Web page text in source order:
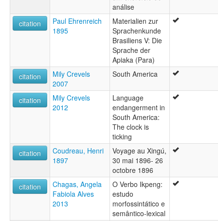
análise
citation
Paul Ehrenreich
1895
Materialien zur
Sprachenkunde
Brasiliens V: Die
Sprache der
Apiaka (Para)
citation
Mily Crevels
2007
South America
citation
Mily Crevels
2012
Language
endangerment in
South America:
The clock is
ticking
citation
Coudreau, Henri
1897
Voyage au Xingú,
30 mai 1896- 26
octobre 1896
citation
Chagas, Angela
Fabiola Alves
2013
O Verbo Ikpeng:
estudo
morfossintático e
semântico-lexical